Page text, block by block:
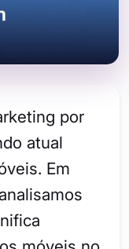
por
atual
Em